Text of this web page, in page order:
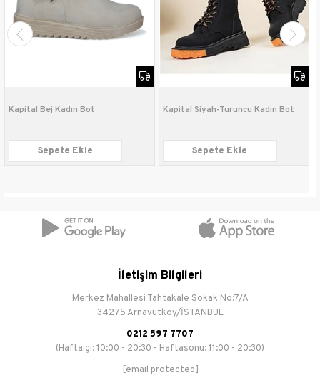
Taban
Malzemesi
Kauçuk
Bağlama Şekli Fermuar-Bağcık
Kapital Bej Kadın Bot
Sepete Ekle
Kapital Siyah-Turuncu Kadın Bot
Sepete Ekle
İletişim Bilgileri
Merkez Mahallesi Tahtakale Sokak No:7/A
34275 Arnavutköy/İSTANBUL
0212 597 7707
(Haftaiçi: 10:00 - 20:30 - Haftasonu: 11:00 - 20:30)
[email protected]